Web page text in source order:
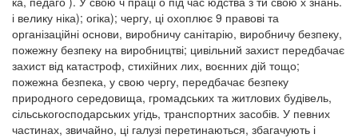
і велику ніка); огіка); чергу, ці охоплює 9 правові та
організаційні основи, виробничу санітарію, виробничу безпеку,
пожежну безпеку на виробництві; цивільний захист передбачає
захист від катастроф, стихійних лих, воєнних дій тощо;
пожежна безпека, у свою чергу, передбачає безпеку
природного середовища, громадських та житлових будівель,
сільськогосподарських угідь, транспортних засобів. У певних
частинах, звичайно, ці галузі перетинаються, збагачують і